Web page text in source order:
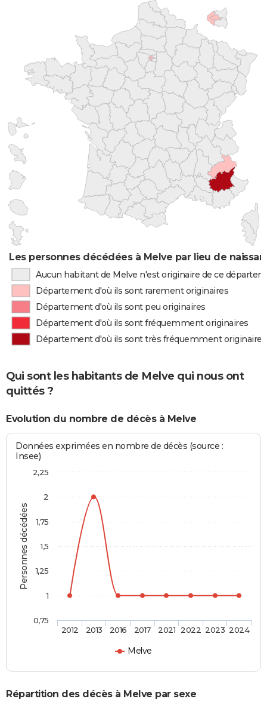
Les personnes décédées à Melve par lieu de
Aucun habitant de Melve n'est originaire de ce
Département d'où ils sont rarement originaires
Département d'où ils sont peu originaires
Département d'où ils sont fréquemment originaires
Département d'où ils sont très fréquemment originaires
Qui sont les habitants de Melve qui nous ont
quittés ?
Evolution du nombre de décès à Melve
Personnes décédées
Données exprimées en nombre de décès (source :
Insee)
Melve
2012 2013 2016 2017 2021 2022 2023 2024
0,75
1
1,25
1,5
1,75
2
2,25
Répartition des décès à Melve par sexe